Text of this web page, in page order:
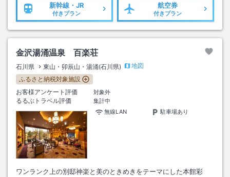
新幹線・JR
付きプラン
航空券
付きプラン
金沢湯涌温泉 百楽荘
石川県 東山・卯辰山・湯涌(石川県)
地図
ふるさと納税対象施設
お客様アンケート評価
対象外
るるぶトラベル評価
集計中
無線LAN
駐車場あり
ワンランク上の別邸神楽と美のときめきをテーマにした本館彩